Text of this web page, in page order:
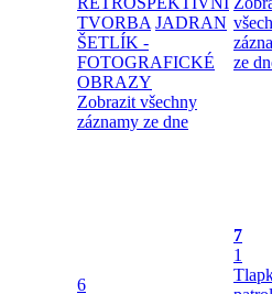
TVORBA JADRAN
ŠETLÍK -
FOTOGRAFICKÉ
OBRAZY
Zobrazit všechny
záznamy ze dne
ze
6
7
1